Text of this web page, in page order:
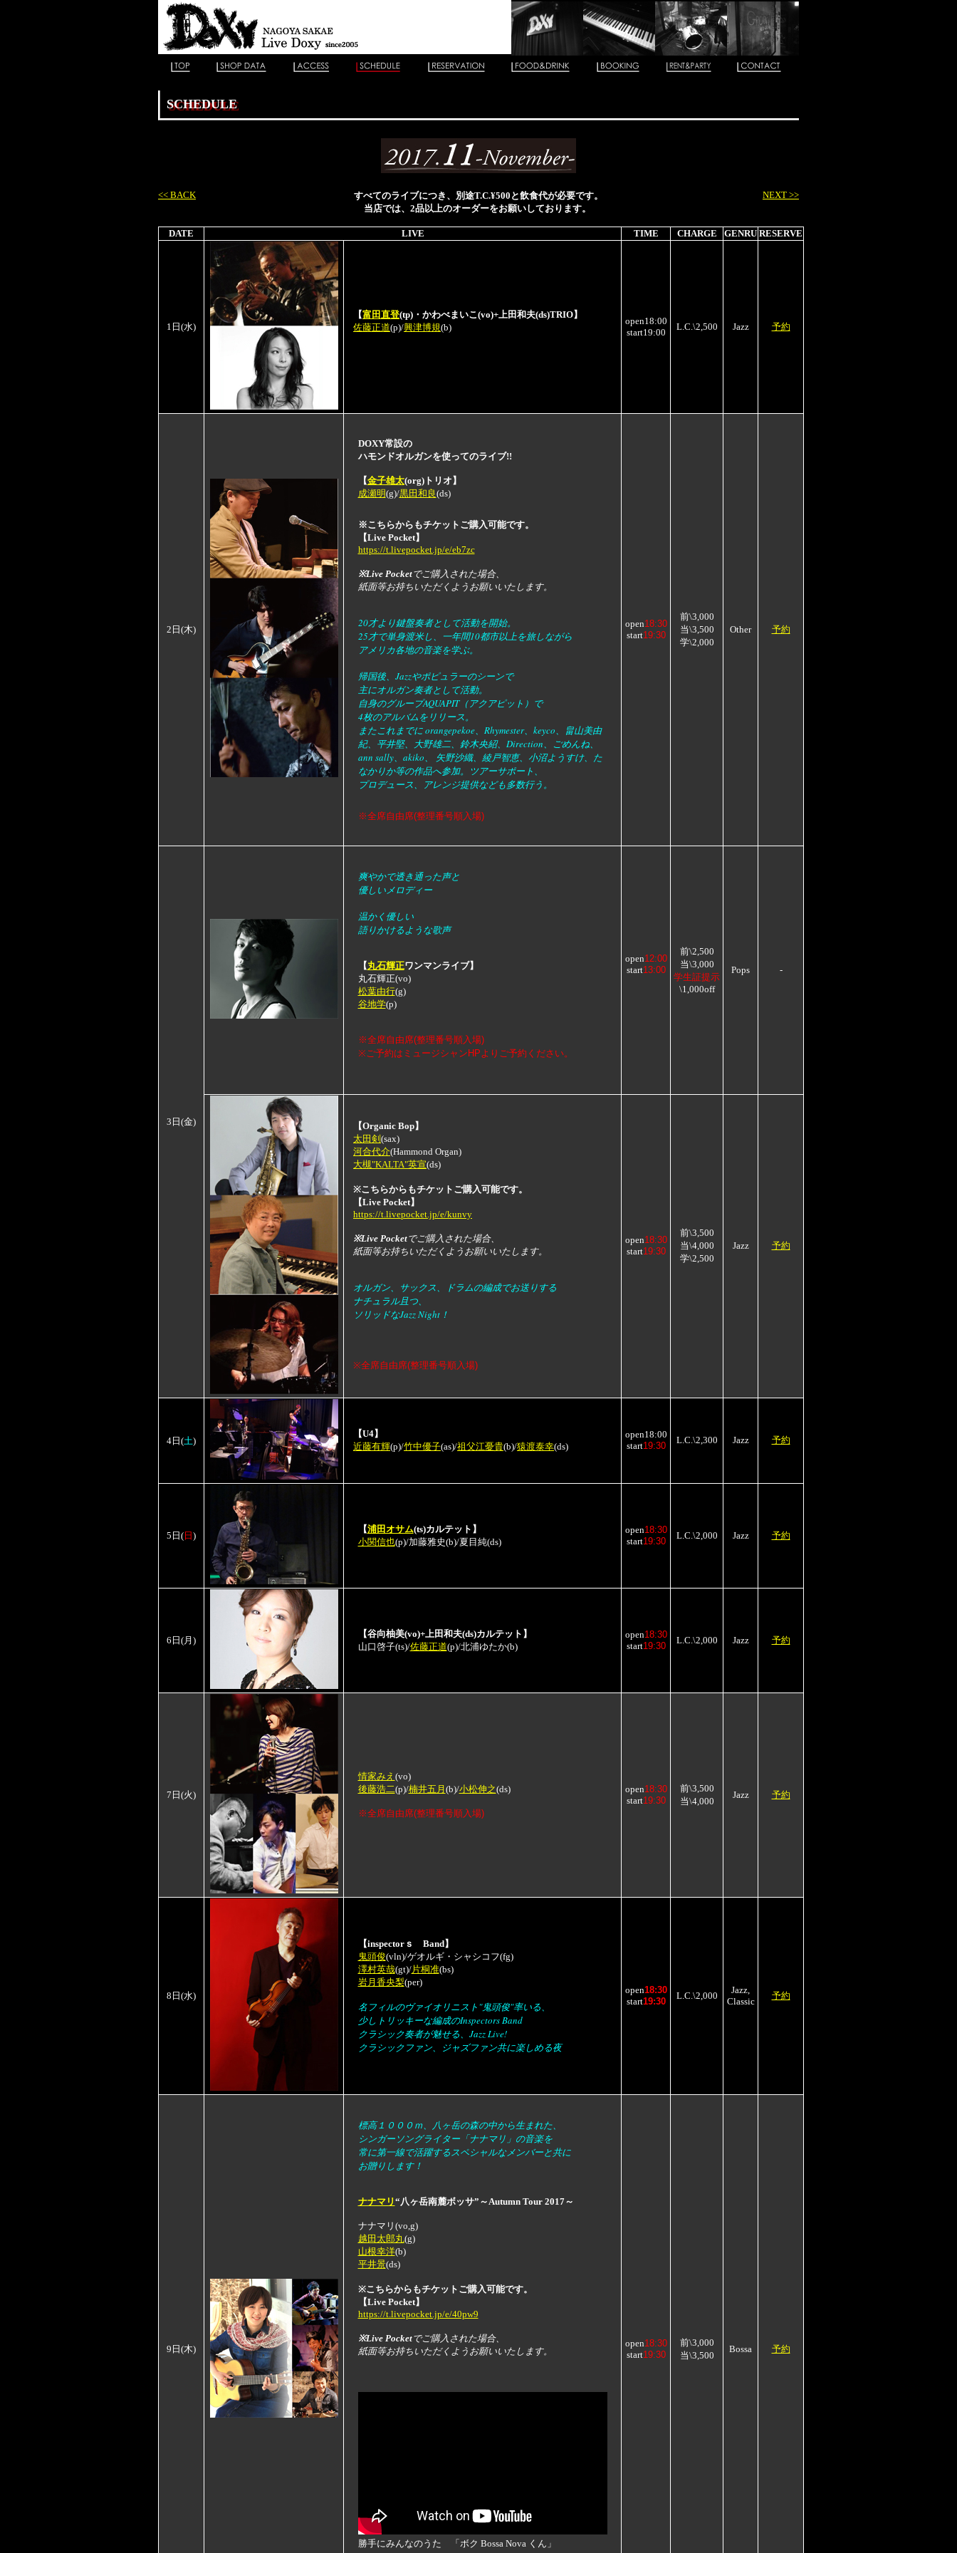
SCHEDULE
すべてのライブにつき、別途T.C.¥500と飲食代が必要です。
当店では、2品以上のオーダーをお願いしております。
<< BACK NEXT >>
DATE LIVE TIME CHARGE GENRU RESERVE
1日 (水)
【富田直登(tp)・かわべまいこ(vo)+上田和夫(ds)TRIO】
佐藤正道(p)/興津博規(b)
open18:00
start19:00
L.C.\2,500 Jazz 予約
2日(木)
DOXY常設の
ハモンドオルガンを使ってのライブ!!
【金子雄太(org)トリオ】
成瀬明(g)/黒田和良(ds)
※こちらからもチケットご購入可能です。
【Live Pocket】
https://t.livepocket.jp/e/eb7zc
※Live Pocketでご購入された場合、
紙面等お持ちいただくようお願いいたします。
20才より鍵盤奏者として活動を開始。
25才で単身渡米し、一年間10都市以上を旅しながら
アメリカ各地の音楽を学ぶ。
帰国後、Jazzやポピュラーのシーンで
主にオルガン奏者として活動。
自身のグループAQUAPIT（アクアピット）で
4枚のアルバムをリリース。
またこれまでに orangepekoe、Rhymester、keyco、畠山美由
紀、平井堅、大野雄二、鈴木央紹、Direction、ごめんね、
ann sally、akiko、 矢野沙織、綾戸智恵、小沼ようすけ、た
なかりか等の作品へ参加。ツアーサポート、
プロデュース、アレンジ提供なども多数行う。
※全席自由席(整理番号順入場)
open18:30
start19:30
前\3,000
当\3,500
学\2,000
Other 予約
3日 (金)
爽やかで透き通った声と
優しいメロディー
温かく優しい
語りかけるような歌声
【丸石輝正ワンマンライブ】
丸石輝正(vo)
松葉由行(g)
谷地学(p)
※全席自由席(整理番号順入場)
※ご予約はミュージシャンHPよりご予約ください。
open12:00
start13:00
前\2,500
当\3,000
学生証提示
\1,000off
Pops -
【Organic Bop】
太田剣 (sax)
河合代介(Hammond Organ)
大槻"KALTA"英宣(ds)
※こちらからもチケットご購入可能です。
【Live Pocket】
https://t.livepocket.jp/e/kunvy
※Live Pocketでご購入された場合、
紙面等お持ちいただくようお願いいたします。
オルガン、サックス、ドラムの編成でお送りする
ナチュラル且つ、
ソリッドなJazz Night！
※全席自由席(整理番号順入場)
open18:30
start19:30
前\3,500
当\4,000
学\2,500
Jazz 予約
4日 (土)
【U4】
近藤有輝(p)/竹中優子(as)/祖父江憂貴(b)/猿渡泰幸(ds)
open18:00
start19:30
L.C.\2,300 Jazz 予約
5日 ( 日 )
【浦田オサム(ts)カルテット】
小関信也(p)/加藤雅史(b)/夏目純(ds)
open18:30
start19:30
L.C.\2,000 Jazz 予約
6日 (月)
【谷向柚美(vo)+上田和夫(ds)カルテット】
山口啓子(ts)/佐藤正道(p)/北浦ゆたか(b)
open18:30
start19:30
L.C.\2,000 Jazz 予約
7日 (火)
情家みえ (vo)
後藤浩二(p)/楠井五月 (b)/小松伸之(ds)
※全席自由席(整理番号順入場)
open18:30
start19:30
前\3,500
当\4,000
Jazz 予約
8日(水)
【inspectorｓ Band】
鬼頭俊(vln)/ゲオルギ・シャシコフ(fg)
澤村英哉(gt)/片桐准(bs)
岩月香央梨(per)
名フィルのヴァイオリニスト"鬼頭俊"率いる、
少しトリッキーな編成のInspectors Band
クラシック奏者が魅せる、Jazz Live!
クラシックファン、ジャズファン共に楽しめる夜
open18:30
start19:30
L.C.\2,000
Jazz,
Classic
予約
9日(木)
標高１０００ｍ、八ヶ岳の森の中から生まれた、
シンガーソングライター「ナナマリ」の音楽を
常に第一線で活躍するスペシャルなメンバーと共に
お贈りします！
ナナマリ “八ヶ岳南麓ボッサ”～Autumn Tour 2017～
ナナマリ(vo,g)
越田太郎丸(g)
山根幸洋(b)
平井景(ds)
※こちらからもチケットご購入可能です。
【Live Pocket】
https://t.livepocket.jp/e/40pw9
※Live Pocketでご購入された場合、
紙面等お持ちいただくようお願いいたします。
勝手にみんなのうた 「ボク Bossa Nova くん」
open18:30
start19:30
前\3,000
当\3,500
Bossa 予約